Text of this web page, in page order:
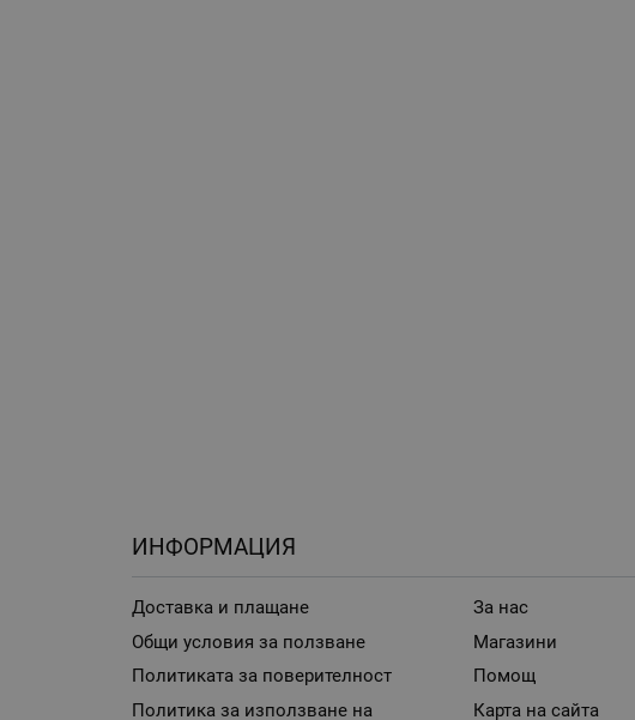
ИНФОРМАЦИЯ
Доставка и плащане
Общи условия за ползване
Политиката за поверителност
Политика за използване на
За нас
Магазини
Помощ
Карта на сайта